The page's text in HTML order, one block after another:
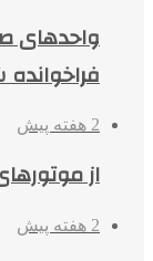
واحدهای
2 هفته پیش
از
2 هفته پیش